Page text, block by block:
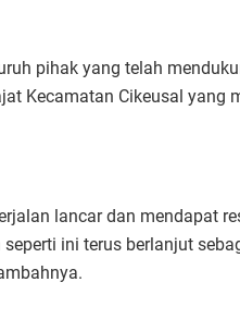
pihak yang telah
Kecamatan Cikeusal yang
lancar dan mendapat
seperti ini terus berlanjut